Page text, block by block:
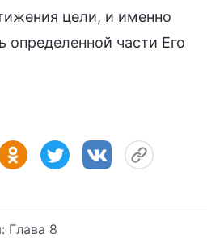
цели, и именно
определенной части Его
Глава 8